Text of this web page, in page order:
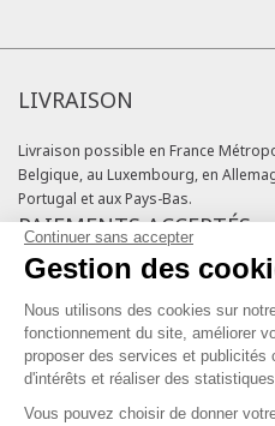
Continuer sans accepter
Gestion des
Nous utilisons des cookies sur
fonctionnement du site, améliorer
proposer des services et publicités
d'intérêts et réaliser des
Vous pouvez choisir de donner
LIVRAISON
Livraison possible en France
Belgique, au Luxembourg, en
Portugal et aux Pays-Bas.
PAIEMENTS ACCEPTÉS
Cartes bancaires
Cartes cadeaux
Chèques fidélité
NOS ENGAGEMENTS